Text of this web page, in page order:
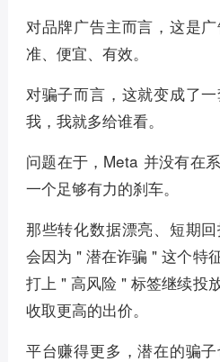
对品牌广告主而言，这是
准、便宜、有效。
对骗子而言，这就变成了
我，我就多给谁看。
问题在于，Meta 并没有在
一个足够有力的刹车。
那些转化数据漂亮、短期
会因为 " 潜在诈骗 " 这个特
打上 " 高风险 " 标签继续投
收取更高的出价。
平台赚得更多，潜在的骗